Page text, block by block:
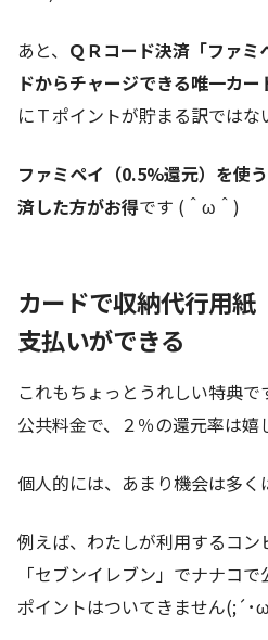
あと、 ＱＲコード決済「ファ
ドからチャージできる唯一カー
にＴポイントが貯まる訳では
ファミペイ（0.5%還元）を使
済した方がお得です (＾ω＾)
カードで収納代行用紙
支払いができる
これもちょっとうれしい特典
公共料金で、２％の還元率は
個人的には、あまり機会は多く
例えば、わたしが利用するコ
「セブンイレブン」でナナコ
ポイントはついてきません(;´･